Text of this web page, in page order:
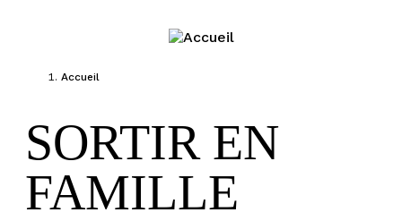
VOUS ÊTES ICI
Accueil
SORTIR EN
FAMILLE